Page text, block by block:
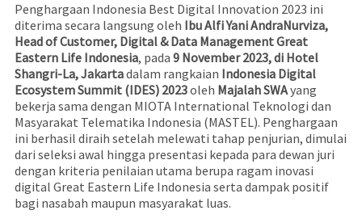
Penghargaan Indonesia Best Digital Innovation 2023 ini
diterima secara langsung oleh Ibu Alfi Yani AndraNurviza,
Head of Customer, Digital & Data Management Great
Eastern Life Indonesia, pada 9 November 2023, di Hotel
Shangri-La, Jakartadalam rangkaian Indonesia Digital
Ecosystem Summit (IDES) 2023oleh Majalah SWAyang
bekerja sama dengan MIOTA International Teknologi dan
Masyarakat Telematika Indonesia (MASTEL). Penghargaan
ini berhasil diraih setelah melewati tahap penjurian, dimulai
dari seleksi awal hingga presentasi kepada para dewan juri
dengan kriteria penilaian utama berupa ragam inovasi
digital Great Eastern Life Indonesia serta dampak positif
bagi nasabah maupun masyarakat luas.